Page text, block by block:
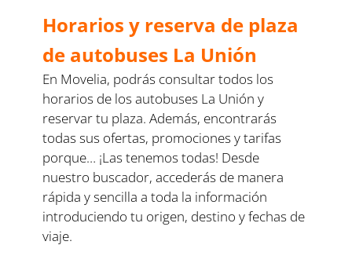
Horarios y reserva de plaza
de autobuses La Unión
En Movelia, podrás consultar todos los
horarios de los autobuses La Unión y
reservar tu plaza. Además, encontrarás
todas sus ofertas, promociones y tarifas
porque… ¡Las tenemos todas! Desde
nuestro buscador, accederás de manera
rápida y sencilla a toda la información
introduciendo tu origen, destino y fechas de
viaje.